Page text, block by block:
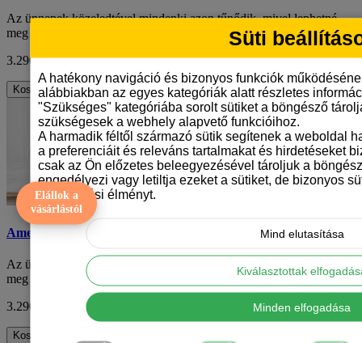
Az ünnepek közeledtével mindenki azon tűnődik, mivel lephetné
meg szeretteit. Az ajándékozás nem csa..
3.290 FtÁFA nélkül: 2.591 Ft
Kosárba
Amerikai bulldog mintás karácsonyi bögre
Az ünnepek közeledtével mindenki azon tűnődik, mivel lephetné
meg szeretteit. Az ajándékozás nem csa..
3.290 Ft
ÁFA nélkül: 2.591 Ft
Kosárba
Elállok a
vásárlástól
Süti
A hatékony navigáció és bizonyos funkciók
alábbiakban az egyes kategóriák alatt részletes
"Szükséges" kategóriába sorolt sütiket a böngésző
szükségesek a webhely alapvető funkcióihoz.
A harmadik féltől származó sütik segítenek a weboldal
a preferenciáit és releváns tartalmakat és hirdetéseket
csak az Ön előzetes beleegyezésével tároljuk a
engedélyezi vagy letiltja ezeket a sütiket, de bizonyos
böngészési élményt.
Mind elutasítása
Kiválasztottak
Minden elfogadása